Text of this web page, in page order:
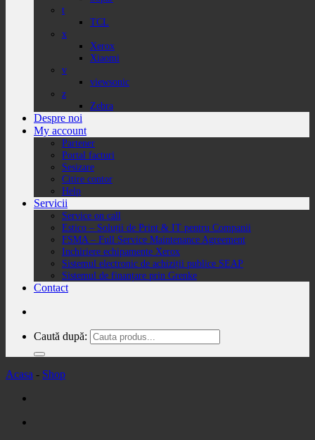
t
TCL
x
Xerox
Xiaomi
v
viewsonic
z
Zebra
Despre noi
My account
Partener
Portal facturi
Sesizare
Citire contor
Help
Servicii
Service on call
Estico – Soluții de Print & IT pentru Companii
FSMA – Full Service Maintenance Agreement
Inchiriere echipamente Xerox
Sistemul electronic de achiziții publice SEAP
Sistemul de finanțare prin Grenke
Contact
Caută după:
Acasa - Shop